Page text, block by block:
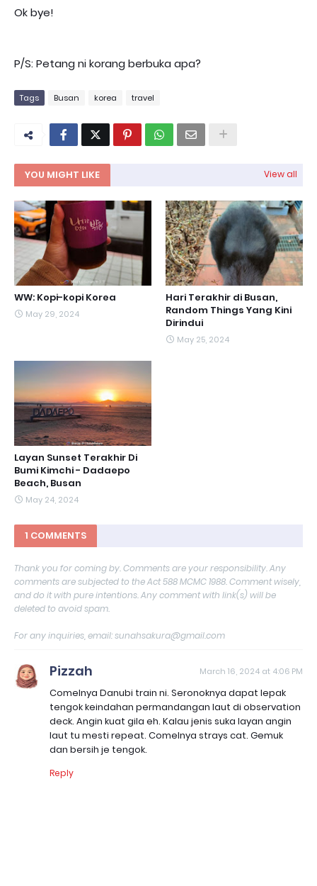
Ok bye!
P/S: Petang ni korang berbuka apa?
Tags Busan korea travel
YOU MIGHT LIKE View all
WW: Kopi-kopi Korea
May 29, 2024
Hari Terakhir di Busan,
Random Things Yang Kini
Dirindui
May 25, 2024
Layan Sunset Terakhir Di
Bumi Kimchi - Dadaepo
Beach, Busan
May 24, 2024
1 COMMENTS
Thank you for coming by. Comments are your responsibility. Any
comments are subjected to the Act 588 MCMC 1988. Comment wisely,
and do it with pure intentions. Any comment with link(s) will be
deleted to avoid spam.
For any inquiries, email: sunahsakura@gmail.com
Pizzah March 16, 2024 at 4:06 PM
Comelnya Danubi train ni. Seronoknya dapat lepak
tengok keindahan permandangan laut di observation
deck. Angin kuat gila eh. Kalau jenis suka layan angin
laut tu mesti repeat. Comelnya strays cat. Gemuk
dan bersih je tengok.
Reply